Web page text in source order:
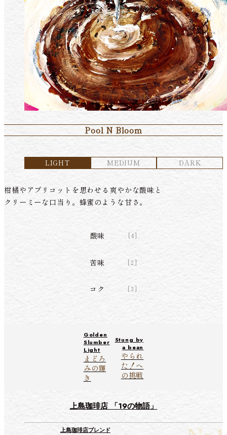
Pool N Bloom
LIGHT MEDIUM DARK
柑橘やアプリコットを思わせる爽やかな酸味と
クリーミーな口当り。蜂蜜のような甘さ。
酸味 4
苦味 2
コク 3
Golden
Slumber
Light
まどろ
みの輝
き
Stung by
a bean
やられ
た！へ
の挑戦
上島珈琲店 「19の物語」
上島珈琲店ブレンド